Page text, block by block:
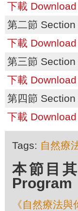
下載 Download
第二節 Section
下載 Download
第三節 Section
下載 Download
第四節 Section
下載 Download
Tags: 自然療
本節目
Program
《自然療法